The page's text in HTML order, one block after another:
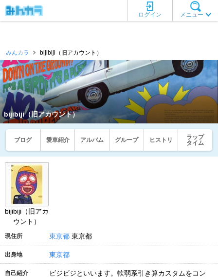
メニュー
ログイン
みんカラ bijibiji（旧アカウント）
bijibiji（旧アカウント）
ブログ 愛車紹介 アルバム グループ ヒストリ
ラップ
タイム
bijibiji（旧アカ
ウント）
現住所 東京都 東京都
出身地 東京都
自己紹介
ビジビジといいます。軟弱系引き算カスタムをコン